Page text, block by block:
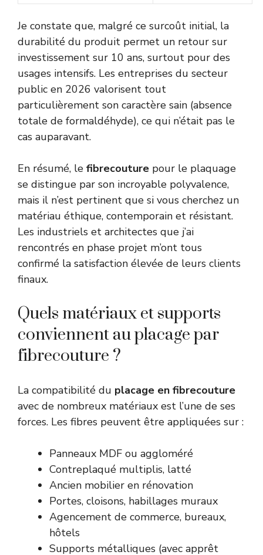
Je constate que, malgré ce surcoût initial, la
durabilité du produit permet un retour sur
investissement sur 10 ans, surtout pour des
usages intensifs. Les entreprises du secteur
public en 2026 valorisent tout
particulièrement son caractère sain (absence
totale de formaldéhyde), ce qui n’était pas le
cas auparavant.
En résumé, le fibrecouture pour le plaquage
se distingue par son incroyable polyvalence,
mais il n’est pertinent que si vous cherchez un
matériau éthique, contemporain et résistant.
Les industriels et architectes que j’ai
rencontrés en phase projet m’ont tous
confirmé la satisfaction élevée de leurs clients
finaux.
Quels matériaux et supports
conviennent au placage par
fibrecouture ?
La compatibilité du placage en fibrecouture
avec de nombreux matériaux est l’une de ses
forces. Les fibres peuvent être appliquées sur :
Panneaux MDF ou aggloméré
Contreplaqué multiplis, latté
Ancien mobilier en rénovation
Portes, cloisons, habillages muraux
Agencement de commerce, bureaux,
hôtels
Supports métalliques (avec apprêt